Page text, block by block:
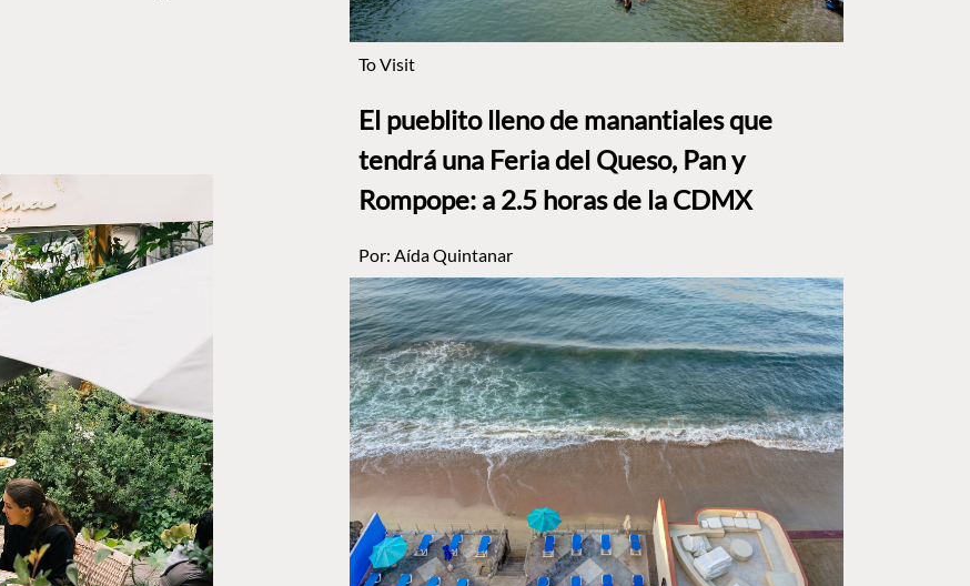
To Visit
El pueblito lleno de manantiales que
tendrá una Feria del Queso, Pan y
Rompope: a 2.5 horas de la CDMX
Por: Aída Quintanar